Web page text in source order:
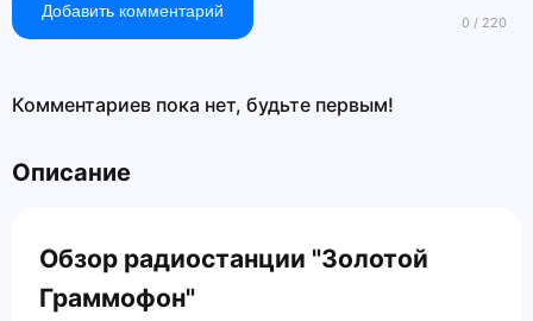
Добавить комментарий
Комментариев пока нет, будьте первым!
Описание
Обзор радиостанции "Золотой
Граммофон"